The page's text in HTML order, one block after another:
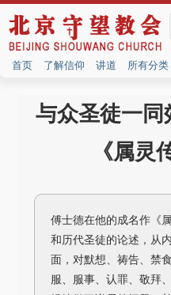
首页 了解信仰 讲道 所有分类
与众圣徒一
《属灵
傅士德在他的成名作《
和历代圣徒的论述，从
面，对默想、祷告、禁
服、服事、认罪、敬拜